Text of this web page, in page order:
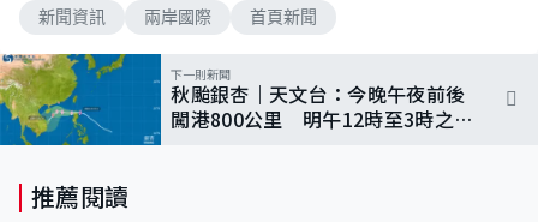
新聞資訊 兩岸國際 首頁新聞
下一則新聞
秋颱銀杏｜天文台：今晚午夜前後
闖港800公里 明午12時至3時之間
推薦閱讀